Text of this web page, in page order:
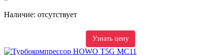
Наличие: отсутствует
Узнать цену